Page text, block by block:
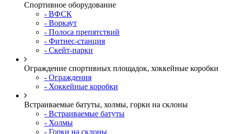
Спортивное оборудование
- ВФСК
- Воркаут
- Полоса препятствий
- Фитнес-станция
- Скейт-парки
Ограждение спортивных площадок, хоккейные коробки
- Ограждения
- Хоккейные коробки
Встраиваемые батуты, холмы, горки на склоны
- Встраиваемые батуты
- Холмы
- Горки на склоны